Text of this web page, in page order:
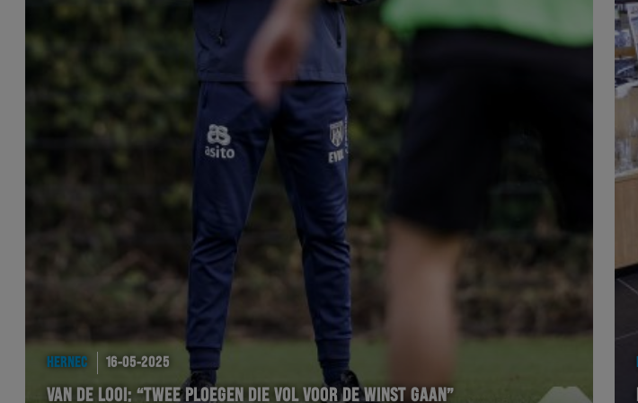
HERNEC 16-05-2025
VAN DE LOOI: “TWEE PLOEGEN DIE VOL VOOR DE WINST GAAN”